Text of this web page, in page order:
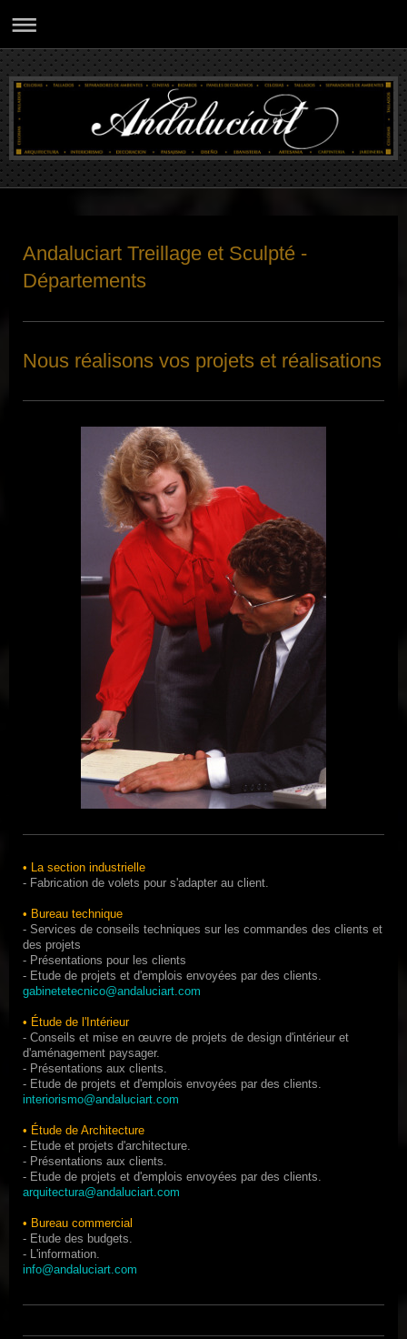
Andaluciart Treillage et Sculpté -
Départements
Nous réalisons vos projets et réalisations
• La section industrielle
- Fabrication de volets pour s'adapter au client.
• Bureau technique
- Services de conseils techniques sur les commandes des clients et
des projets
- Présentations pour les clients
- Etude de projets et d'emplois envoyées par des clients.
gabinetetecnico@andaluciart.com
• Étude de l'Intérieur
- Conseils et mise en œuvre de projets de design d'intérieur et
d'aménagement paysager.
- Présentations aux clients.
- Etude de projets et d'emplois envoyées par des clients.
interiorismo@andaluciart.com
• Étude de Architecture
- Etude et projets d'architecture.
- Présentations aux clients.
- Etude de projets et d'emplois envoyées par des clients.
arquitectura@andaluciart.com
• Bureau commercial
- Etude des budgets.
- L'information.
info@andaluciart.com